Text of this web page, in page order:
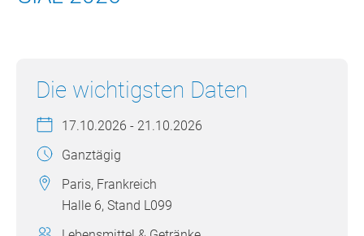
Die wichtigsten Daten
17.10.2026 - 21.10.2026
Ganztägig
Paris, Frankreich
Halle 6, Stand L099